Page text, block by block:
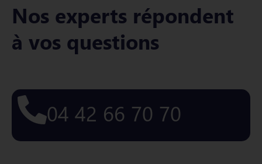
Nos experts répondent
à vos questions
04 42 66 70 70